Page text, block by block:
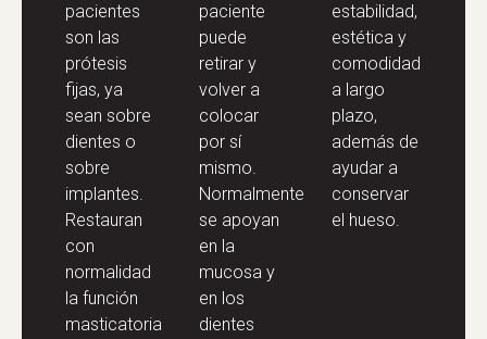
pacientes
son las
prótesis
fijas, ya
sean sobre
dientes o
sobre
implantes.
Restauran
con
normalidad
la función
masticatoria
paciente
puede
retirar y
volver a
colocar
por sí
mismo.
Normalmente
se apoyan
en la
mucosa y
en los
dientes
estabilidad,
estética y
comodidad
a largo
plazo,
además de
ayudar a
conservar
el hueso.